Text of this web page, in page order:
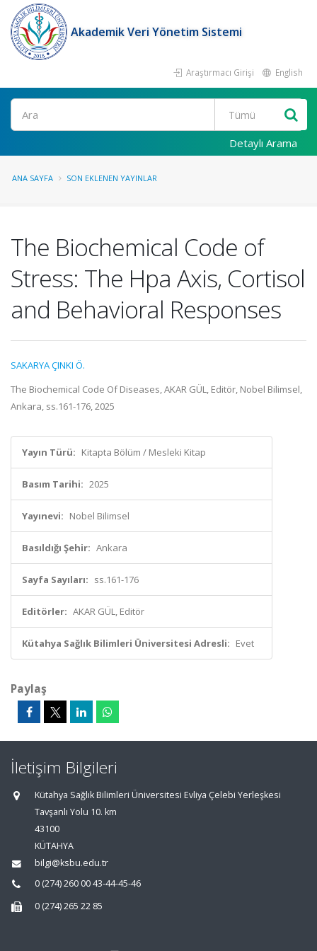
Akademik Veri Yönetim Sistemi
Araştırmacı Girişi English
Ara
Detaylı Arama
ANA SAYFA SON EKLENEN YAYINLAR
The Biochemical Code of
Stress: The Hpa Axis, Cortisol
and Behavioral Responses
SAKARYA ÇINKI Ö.
The Biochemical Code Of Diseases, AKAR GÜL, Editör, Nobel Bilimsel,
Ankara, ss.161-176, 2025
Yayın Türü: Kitapta Bölüm / Mesleki Kitap
Basım Tarihi: 2025
Yayınevi: Nobel Bilimsel
Basıldığı Şehir: Ankara
Sayfa Sayıları: ss.161-176
Editörler: AKAR GÜL, Editör
Kütahya Sağlık Bilimleri Üniversitesi Adresli: Evet
Paylaş
İletişim Bilgileri
Kütahya Sağlık Bilimleri Üniversitesi Evliya Çelebi Yerleşkesi
Tavşanlı Yolu 10. km
43100
KÜTAHYA
bilgi@ksbu.edu.tr
0 (274) 260 00 43-44-45-46
0 (274) 265 22 85